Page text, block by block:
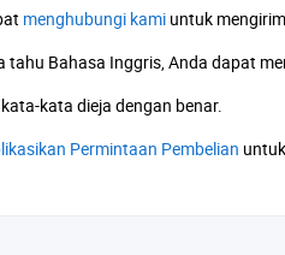
menghubungi kami untuk
tahu Bahasa Inggris, Anda dapat
kata dieja dengan benar.
Permintaan Pembelian